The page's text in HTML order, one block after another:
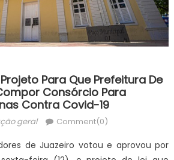
Para Que Prefeitura De
Consórcio Para
Contra Covid-19
geral Comment(0)
de Juazeiro votou e aprovou por